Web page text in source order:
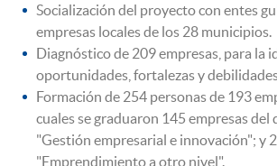
Socialización del proyecto con entes
empresas locales de los 28 municipios.
Diagnóstico de 209 empresas, para la
oportunidades, fortalezas y
Formación de 254 personas de 193
cuales se graduaron 145 empresas del
"Gestión empresarial e innovación"; y
"Emprendimiento a otro nivel".